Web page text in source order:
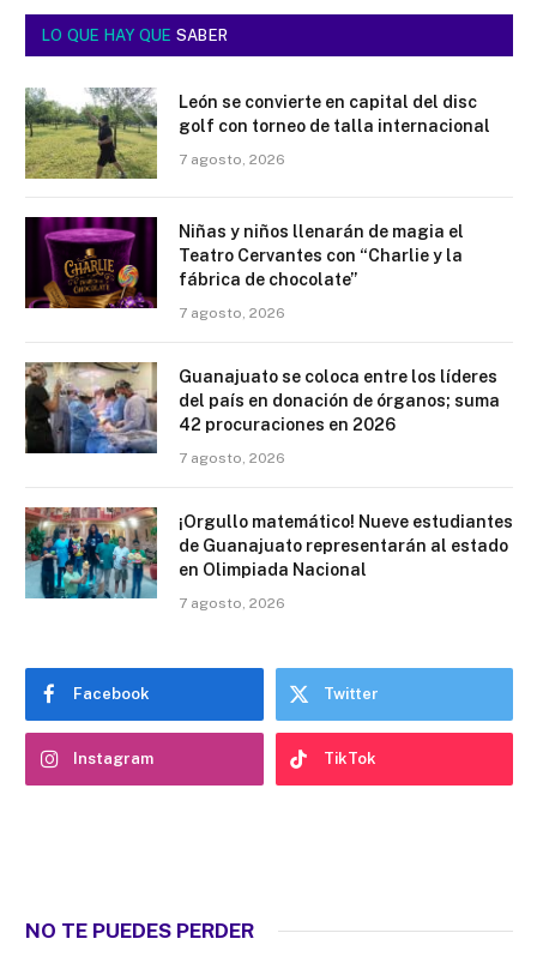
LO QUE HAY QUE SABER
León se convierte en capital del disc
golf con torneo de talla internacional
7 agosto, 2026
Niñas y niños llenarán de magia el
Teatro Cervantes con “Charlie y la
fábrica de chocolate”
7 agosto, 2026
Guanajuato se coloca entre los líderes
del país en donación de órganos; suma
42 procuraciones en 2026
7 agosto, 2026
¡Orgullo matemático! Nueve estudiantes
de Guanajuato representarán al estado
en Olimpiada Nacional
7 agosto, 2026
Facebook Twitter
Instagram TikTok
NO TE PUEDES PERDER